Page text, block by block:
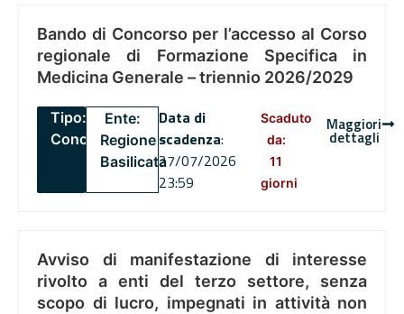
Bando di Concorso per l’accesso al Corso
regionale di Formazione Specifica in
Medicina Generale – triennio 2026/2029
Tipo:
Concorsi
Ente:
Regione
Basilicata
Data di
scadenza:
27/07/2026
23:59
Scaduto
da:
11
giorni
Maggiori
dettagli
Avviso di manifestazione di interesse
rivolto a enti del terzo settore, senza
scopo di lucro, impegnati in attività non